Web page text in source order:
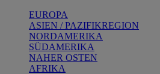
EUROPA
ASIEN / PAZIFIKREGION
NORDAMERIKA
SÜDAMERIKA
NAHER OSTEN
AFRIKA